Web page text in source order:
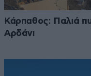
Κάρπαθος: Παλιά
Αρδάνι